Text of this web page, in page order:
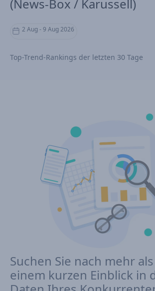
(News-Box / Karussell)
2 Aug - 9 Aug 2026
Top-Trend-Rankings der letzten 30 Tage
Suchen Sie nach mehr
einem kurzen Einblick in